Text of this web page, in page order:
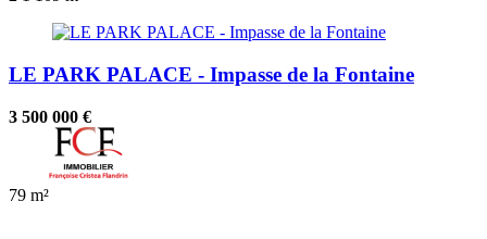
LE PARK PALACE - Impasse de la Fontaine
3 500 000 €
79 m²